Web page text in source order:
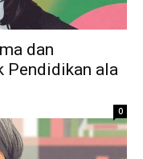
dan
Pendidikan ala
0